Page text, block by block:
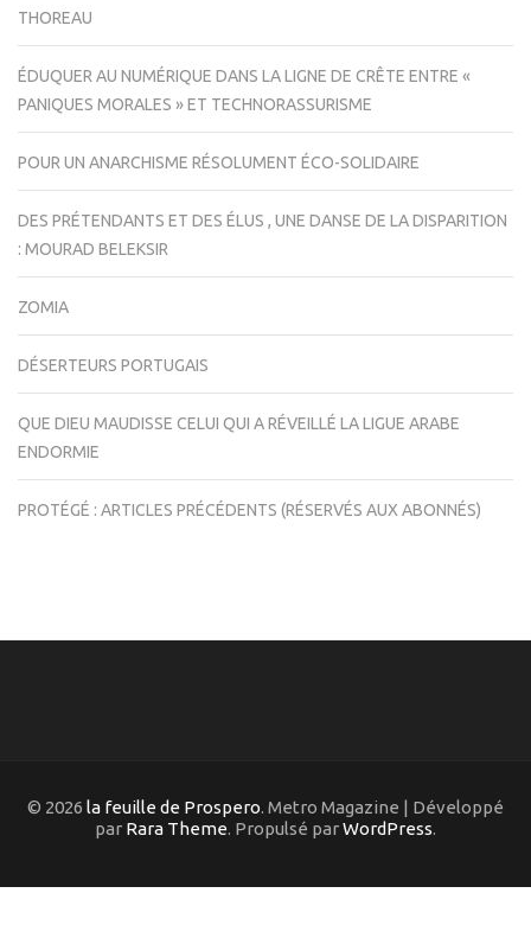
THOREAU
ÉDUQUER AU NUMÉRIQUE DANS LA LIGNE DE CRÊTE ENTRE «
PANIQUES MORALES » ET TECHNORASSURISME
POUR UN ANARCHISME RÉSOLUMENT ÉCO-SOLIDAIRE
DES PRÉTENDANTS ET DES ÉLUS , UNE DANSE DE LA DISPARITION
: MOURAD BELEKSIR
ZOMIA
DÉSERTEURS PORTUGAIS
QUE DIEU MAUDISSE CELUI QUI A RÉVEILLÉ LA LIGUE ARABE
ENDORMIE
PROTÉGÉ : ARTICLES PRÉCÉDENTS (RÉSERVÉS AUX ABONNÉS)
© 2026 la feuille de Prospero. Metro Magazine | Développé
par Rara Theme. Propulsé parWordPress.